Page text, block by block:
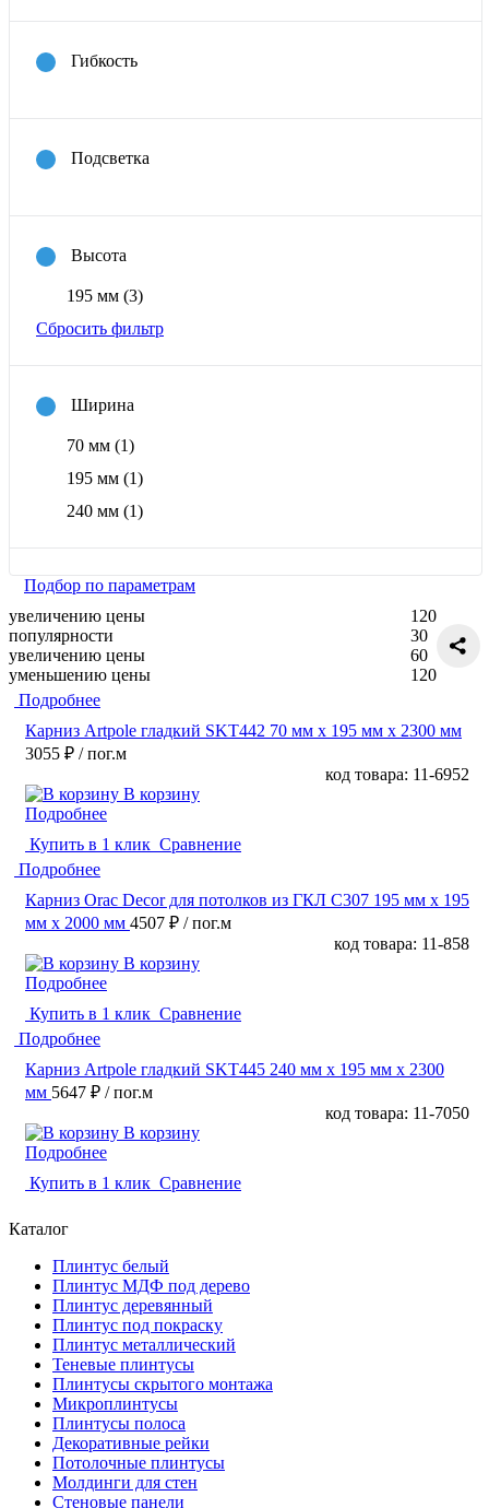
Гибкость
Подсветка
Высота
195 мм (3)
Сбросить фильтр
Ширина
70 мм (1)
195 мм (1)
240 мм (1)
Подбор по параметрам
увеличению цены
популярности
увеличению цены
уменьшению цены
120
30
60
120
Подробнее
Карниз Artpole гладкий SKT442 70 мм х 195 мм х 2300 мм
3055 ₽ / пог.м
код товара: 11-6952
В корзину
Подробнее
Купить в 1 клик Сравнение
Подробнее
Карниз Orac Decor для потолков из ГКЛ C307 195 мм х 195
мм х 2000 мм 4507 ₽ / пог.м
код товара: 11-858
В корзину
Подробнее
Купить в 1 клик Сравнение
Подробнее
Карниз Artpole гладкий SKT445 240 мм х 195 мм х 2300
мм 5647 ₽ / пог.м
код товара: 11-7050
В корзину
Подробнее
Купить в 1 клик Сравнение
Каталог
Плинтус белый
Плинтус МДФ под дерево
Плинтус деревянный
Плинтус под покраску
Плинтус металлический
Теневые плинтусы
Плинтусы скрытого монтажа
Микроплинтусы
Плинтусы полоса
Декоративные рейки
Потолочные плинтусы
Молдинги для стен
Стеновые панели